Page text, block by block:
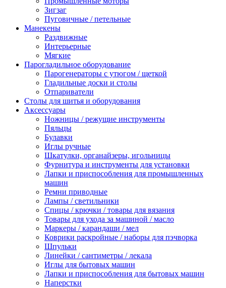
Зигзаг
Пуговичные / петельные
Манекены
Раздвижные
Интерьерные
Мягкие
Парогладильное оборудование
Парогенераторы с утюгом / щеткой
Гладильные доски и столы
Отпариватели
Столы для шитья и оборудования
Аксессуары
Ножницы / режущие инструменты
Пяльцы
Булавки
Иглы ручные
Шкатулки, органайзеры, игольницы
Фурнитура и инструменты для установки
Лапки и приспособления для промышленных
машин
Ремни приводные
Лампы / светильники
Спицы / крючки / товары для вязания
Товары для ухода за машиной / масло
Маркеры / карандаши / мел
Коврики раскройные / наборы для пэчворка
Шпульки
Линейки / сантиметры / лекала
Иглы для бытовых машин
Лапки и приспособления для бытовых машин
Наперстки